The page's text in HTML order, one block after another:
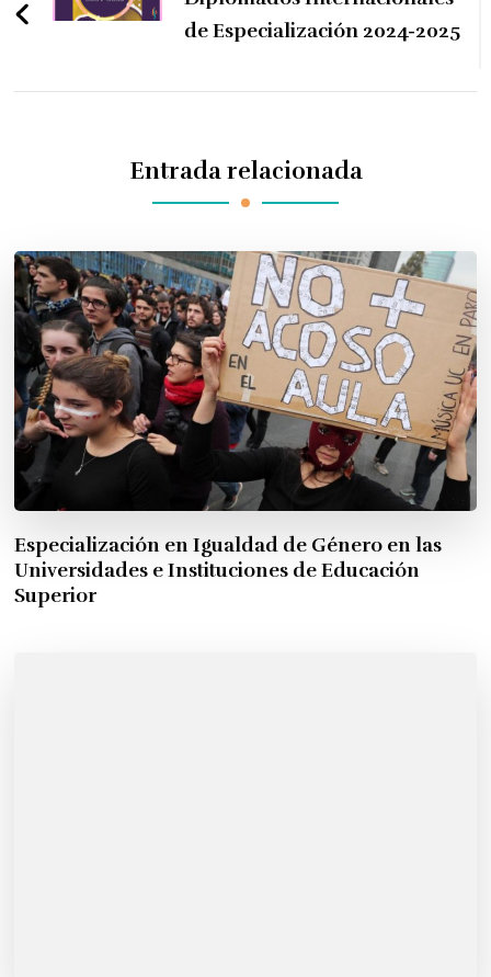
entradas
de Especialización 2024-2025
Entrada relacionada
Especialización en Igualdad de Género en las
Universidades e Instituciones de Educación
Superior